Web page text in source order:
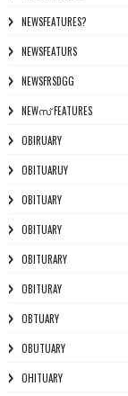
NEWSFEATURES?
NEWSFEATURS
NEWSFRSDGG
NEWസ് FEATURES
OBIRUARY
OBITUARUY
OBITUARY
OBITUARY
OBITURARY
OBITURAY
OBTUARY
OBUTUARY
OHITUARY